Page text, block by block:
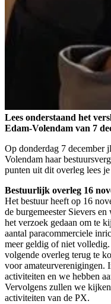
Lees onderstaand het
Edam-Volendam van 7
Op donderdag 7 december
Volendam haar
punten uit dit overleg lees je
Bestuurlijk overleg 16
Het bestuur heeft op 16
de burgemeester Sievers
het verzoek gedaan om te
aantal paracommerciele
meer geldig of niet
volgende overleg terug te
voor amateurverenigingen.
activiteiten en we hebben
Vervolgens zullen we
activiteiten van de PX.